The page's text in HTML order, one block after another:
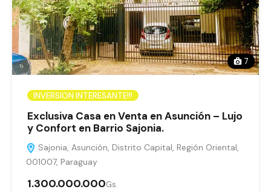
7
INVERSION INTERESANTE!!!
Exclusiva Casa en Venta en Asunción – Lujo
y Confort en Barrio Sajonia.
Sajonia, Asunción, Distrito Capital, Región Oriental,
001007, Paraguay
1.300.000.000Gs.